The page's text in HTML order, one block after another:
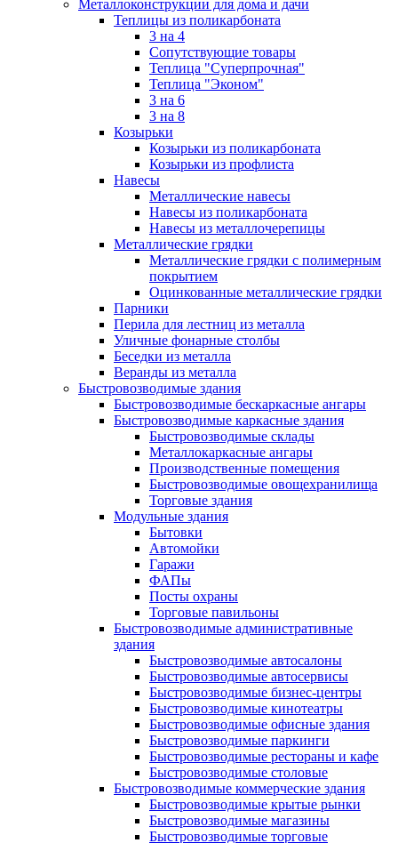
Металлоконструкции для дома и дачи
Теплицы из поликарбоната
3 на 4
Сопутствующие товары
Теплица "Суперпрочная"
Теплица "Эконом"
3 на 6
3 на 8
Козырьки
Козырьки из поликарбоната
Козырьки из профлиста
Навесы
Металлические навесы
Навесы из поликарбоната
Навесы из металлочерепицы
Металлические грядки
Металлические грядки с полимерным
покрытием
Оцинкованные металлические грядки
Парники
Перила для лестниц из металла
Уличные фонарные столбы
Беседки из металла
Веранды из металла
Быстровозводимые здания
Быстровозводимые бескаркасные ангары
Быстровозводимые каркасные здания
Быстровозводимые склады
Металлокаркасные ангары
Производственные помещения
Быстровозводимые овощехранилища
Торговые здания
Модульные здания
Бытовки
Автомойки
Гаражи
ФАПы
Посты охраны
Торговые павильоны
Быстровозводимые административные
здания
Быстровозводимые автосалоны
Быстровозводимые автосервисы
Быстровозводимые бизнес-центры
Быстровозводимые кинотеатры
Быстровозводимые офисные здания
Быстровозводимые паркинги
Быстровозводимые рестораны и кафе
Быстровозводимые столовые
Быстровозводимые коммерческие здания
Быстровозводимые крытые рынки
Быстровозводимые магазины
Быстровозводимые торговые